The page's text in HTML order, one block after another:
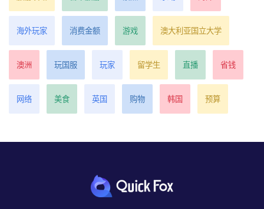
海外玩家 消费金额 游戏 澳大利亚国立大学
澳洲 玩国服 玩家 留学生 直播 省钱
网络 美食 英国 购物 韩国 预算